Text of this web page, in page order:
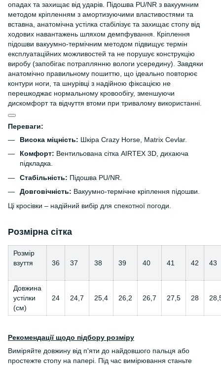
опадах та захищає від ударів. Підошва PU/NR з вакуумним
методом кріпленням з амортизуючими властивостями та
вставна, анатомічна устілка стабілізує та захищає стопу від
ходових навантажень шляхом демпфування. Кріплення
підошви вакуумно-термічним методом підвищує термін
експлуатаційних можливостей та не порушує конструкцію
виробу (запобігає потраплянню вологи усередину). Завдяки
анатомічно правильному пошиттю, що ідеально повторює
контури ноги, та шнурівці з надійною фіксацією не
перешкоджає нормальному кровообігу, зменшуючи
дискомфорт та відчуття втоми при тривалому використанні.
Переваги:
Висока міцність: Шкіра Crazy Horse, Matrix Cevlar.
Комфорт: Вентильована сітка AIRTEX 3D, дихаюча
підкладка.
Стабільність: Підошва PU/NR.
Довговічність: Вакуумно-термічне кріплення підошви.
Ці кросівки – надійний вибір для спекотної погоди.
Розмірна сітка
Розмір
взуття
36 37 38 39 40 41 42 43
Довжина
устілки
(см)
24 24,7 25,4 26,2 26,7 27,5 28
Рекомендації щодо підбору розміру
Виміряйте довжину від п'яти до найдовшого пальця або
простежте стопу на папері. Під час вимірювання станьте